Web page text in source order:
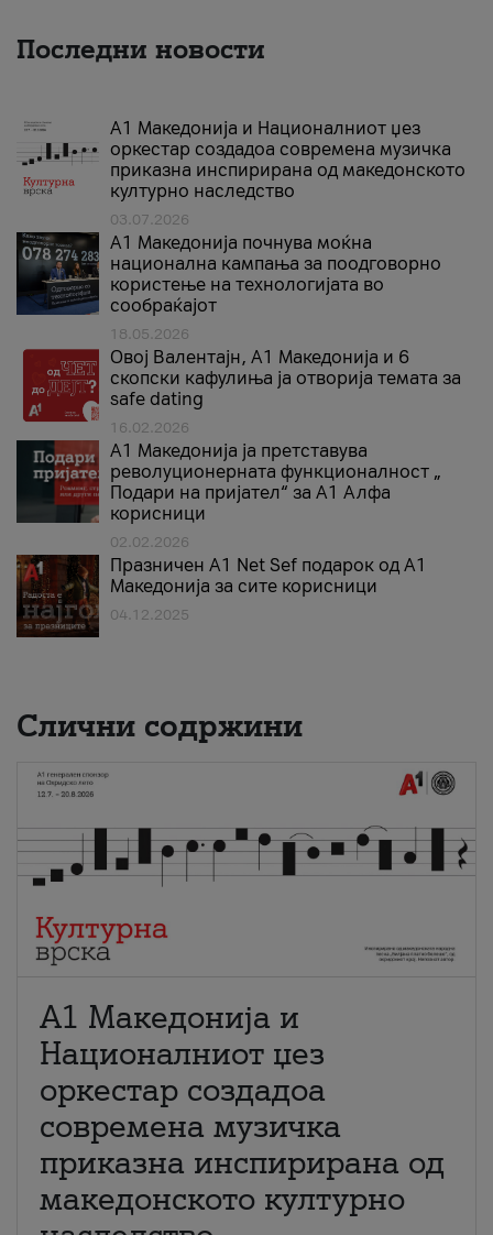
Последни новости
А1 Македонија и Националниот џез
оркестар создадоа современа музичка
приказна инспирирана од македонското
културно наследство
03.07.2026
A1 Македонија почнува моќна
национална кампања за поодговорно
користење на технологијата во
сообраќајот
18.05.2026
Овој Валентајн, A1 Македонија и 6
скопски кафулиња ја отворија темата за
safe dating
16.02.2026
А1 Македонија ја претставува
револуционерната функционалност „
Подари на пријател“ за А1 Алфа
корисници
02.02.2026
Празничен A1 Net Sеf подарок од А1
Македонија за сите корисници
04.12.2025
Слични содржини
А1 Македонија и
Националниот џез
оркестар создадоа
современа музичка
приказна инспирирана од
македонското културно